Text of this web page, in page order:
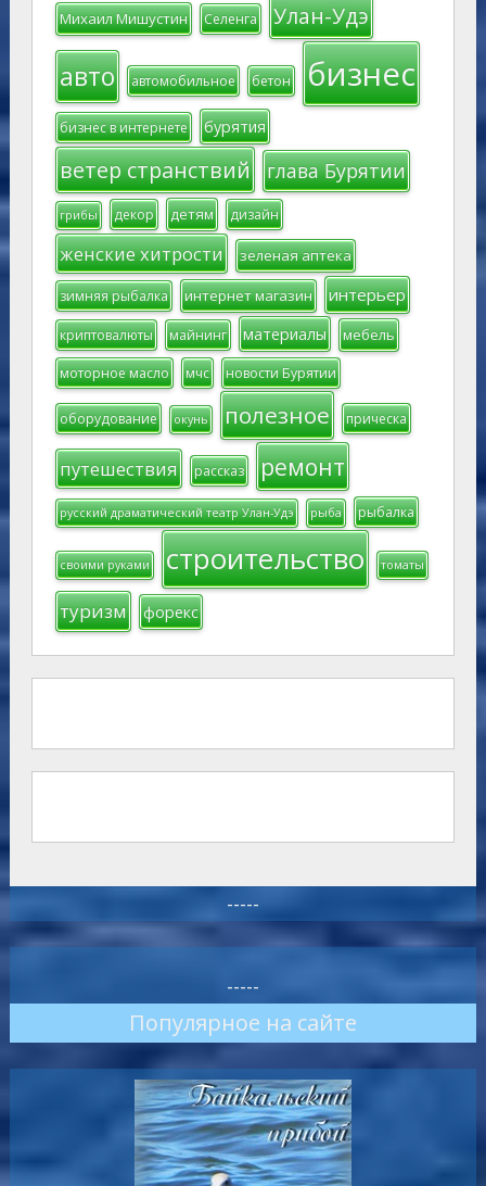
Михаил Мишустин Селенга Улан-Удэ
авто автомобильное бетон бизнес
бизнес в интернете бурятия
ветер странствий глава Бурятии
грибы декор детям дизайн
женские хитрости зеленая аптека
зимняя рыбалка интернет магазин интерьер
криптовалюты майнинг материалы мебель
моторное масло мчс новости Бурятии
оборудование окунь полезное прическа
путешествия рассказ ремонт
русский драматический театр Улан-Удэ рыба рыбалка
своими руками строительство томаты
туризм форекс
-----
-----
Популярное на сайте